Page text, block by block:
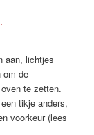
aan, lichtjes
om de
te zetten.
tikje anders,
voorkeur (lees